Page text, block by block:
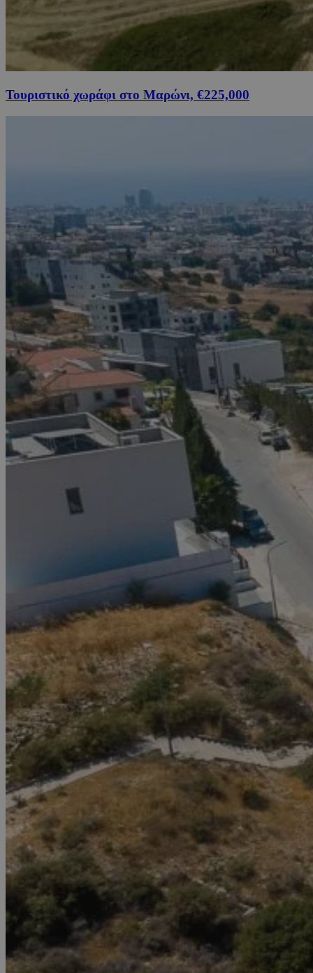
Τουριστικό χωράφι στο Μαρώνι, €225,000